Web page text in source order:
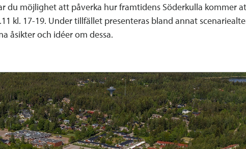
du möjlighet att påverka hur framtidens Söderkulla kommer
kl. 17-19. Under tillfället presenteras bland annat
åsikter och idéer om dessa.